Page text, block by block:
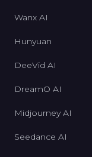
Wanx AI
Hunyuan
DeeVid AI
DreamO AI
Midjourney AI
Seedance AI